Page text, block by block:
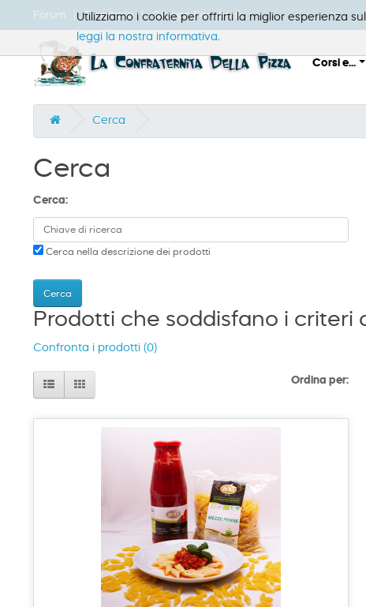
Forum Ricettario Gruppo Facebook
Corsi e...
Cerca
Cerca
Cerca:
Cerca nella descrizione dei prodotti
Prodotti che soddisfano i criteri
Confronta i prodotti (0)
Ordina per:
Utilizziamo i cookie per offrirti la miglior esperienza
leggi la nostra informativa.